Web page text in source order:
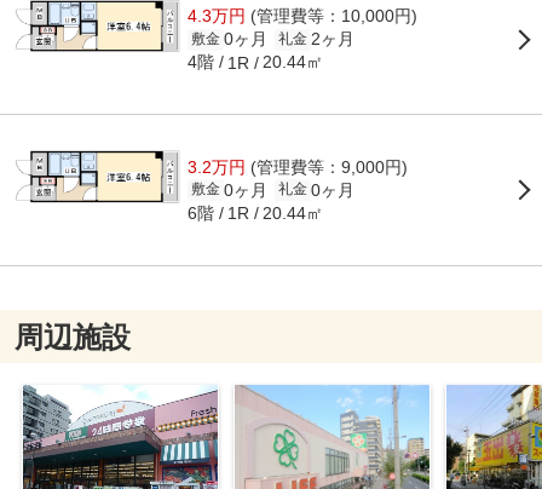
4.3万円 (管理費等：10,000円)
敷金 0ヶ月 礼金 2ヶ月
4階 1R 20.44㎡
3.2万円 (管理費等：9,000円)
敷金 0ヶ月 礼金 0ヶ月
6階 1R 20.44㎡
周辺施設